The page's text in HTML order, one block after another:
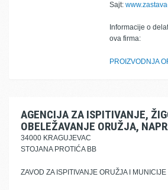
Sajt:
Informacije o
ova firma:
PROIZVODNJA
AGENCIJA ZA ISPITIVANJE,
OBELEŽAVANJE ORUŽJA,
34000 KRAGUJEVAC
STOJANA PROTIĆA BB
ZAVOD ZA ISPITIVANJE ORUŽJA I MUNICIJE